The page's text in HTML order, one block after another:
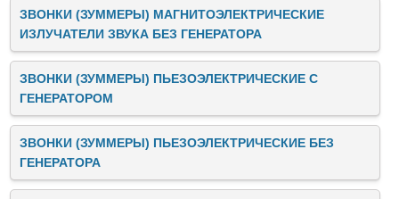
ЗВОНКИ (ЗУММЕРЫ) МАГНИТОЭЛЕКТРИЧЕСКИЕ
ИЗЛУЧАТЕЛИ ЗВУКА БЕЗ ГЕНЕРАТОРА
ЗВОНКИ (ЗУММЕРЫ) ПЬЕЗОЭЛЕКТРИЧЕСКИЕ C
ГЕНЕРАТОРОМ
ЗВОНКИ (ЗУММЕРЫ) ПЬЕЗОЭЛЕКТРИЧЕСКИЕ БЕЗ
ГЕНЕРАТОРА